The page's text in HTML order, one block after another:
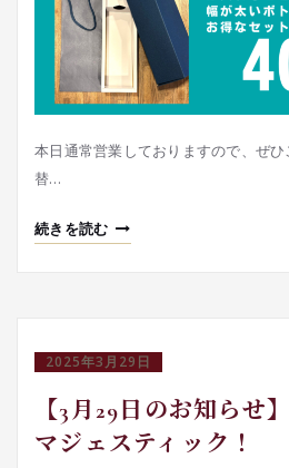
本日通常営業しておりますので、ぜ
替…
続きを読む
2025年3月29日
【3月29日のお知らせ
マジェスティック！